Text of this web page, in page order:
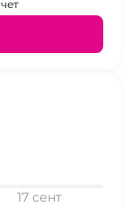
17 сент